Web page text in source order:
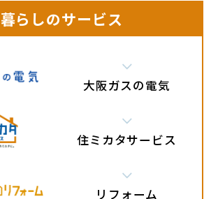
暮らしのサービス
大阪ガスの電気
住ミカタサービス
リフォーム